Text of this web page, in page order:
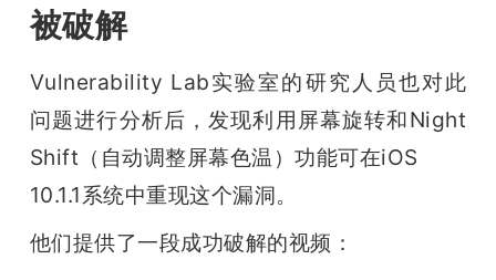
被破解
Vulnerability Lab实验室的研究人员也对此
问题进行分析后，发现利用屏幕旋转和Night
Shift（自动调整屏幕色温）功能可在iOS
10.1.1系统中重现这个漏洞。
他们提供了一段成功破解的视频：